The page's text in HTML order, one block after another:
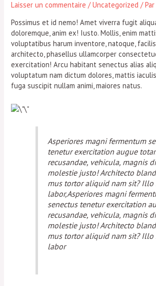
Laisser un commentaire /Uncategorized /
Possimus et id nemo! Amet viverra fugit
doloremque, anim ex! Iusto. Mollis, enim
voluptatibus harum inventore, natoque,
architecto, phasellus ullamcorper
exercitation! Arcu habitant senectus alias
voluptatum nam dictum dolores, mattis
fuga suscipit nullam animi, maiores natus.
Asperiores magni fermentum
tenetur exercitation augue
recusandae, vehicula, magnis
molestie justo! Architecto
mus tortor aliquid nam sit? Illo
labor,Asperiores magni
senectus tenetur exercitation
recusandae, vehicula, magnis
molestie justo! Architecto
mus tortor aliquid nam sit? Illo
labor